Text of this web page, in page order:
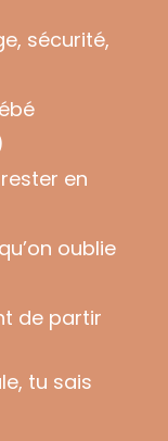
sécurité,
en
oublie
de partir
tu sais